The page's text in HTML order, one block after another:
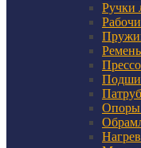
Ручки
Ремень
Опоры